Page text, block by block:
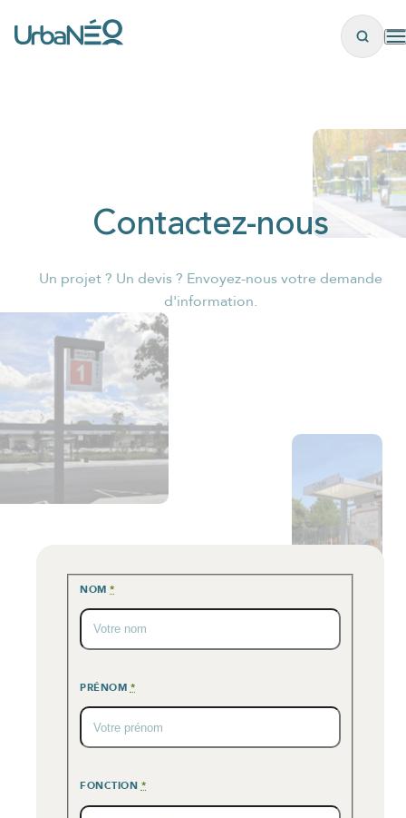
Contactez-nous
Un projet ? Un devis ? Envoyez-nous votre demande
d'information.
NOM*
PRÉNOM *
FONCTION *